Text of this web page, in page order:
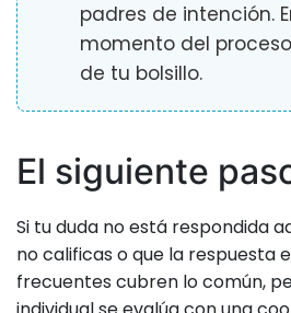
padres de intención.
momento del
de tu bolsillo.
El siguiente
Si tu duda no está respondida
no calificas o que la respuesta
frecuentes cubren lo común,